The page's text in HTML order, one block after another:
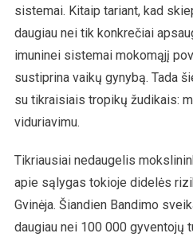
sistemai. Kitaip tariant, kad
daugiau nei tik konkrečiai
imuninei sistemai mokomąjį
sustiprina vaikų gynybą. Tada
su tikraisiais tropikų žudikais:
viduriavimu.
Tikriausiai nedaugelis
apie sąlygas tokioje didelės
Gvinėja. Šiandien Bandimo
daugiau nei 100 000 gyventojų